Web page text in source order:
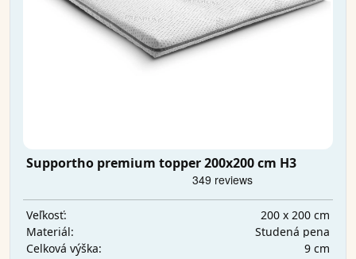
Supportho premium topper 200x200 cm H3
Veľkosť:
200 x 200 cm
Materiál:
Studená pena
Celková výška:
9 cm